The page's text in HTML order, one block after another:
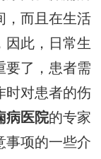
，而且在生活
因此，日常生
要了，患者需
时对患者的伤
病医院的专家
事项的一些介